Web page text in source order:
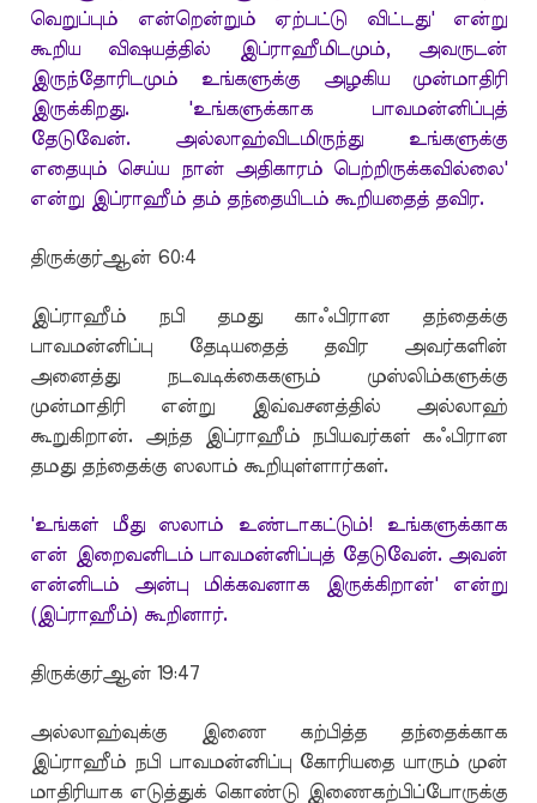
வெறுப்பும் என்றென்றும் ஏற்பட்டு விட்டது' என்று
கூறிய விஷயத்தில் இப்ராஹீமிடமும், அவருடன்
இருந்தோரிடமும் உங்களுக்கு அழகிய முன்மாதிரி
இருக்கிறது. 'உங்களுக்காக பாவமன்னிப்புத்
தேடுவேன். அல்லாஹ்விடமிருந்து உங்களுக்கு
எதையும் செய்ய நான் அதிகாரம் பெற்றிருக்கவில்லை'
என்று இப்ராஹீம் தம் தந்தையிடம் கூறியதைத் தவிர.
திருக்குர்ஆன் 60:4
இப்ராஹீம் நபி தமது காஃபிரான தந்தைக்கு
பாவமன்னிப்பு தேடியதைத் தவிர அவர்களின்
அனைத்து நடவடிக்கைகளும் முஸ்லிம்களுக்கு
முன்மாதிரி என்று இவ்வசனத்தில் அல்லாஹ்
கூறுகிறான். அந்த இப்ராஹீம் நபியவர்கள் கஃபிரான
தமது தந்தைக்கு ஸலாம் கூறியுள்ளார்கள்.
'உங்கள் மீது ஸலாம் உண்டாகட்டும்! உங்களுக்காக
என் இறைவனிடம் பாவமன்னிப்புத் தேடுவேன். அவன்
என்னிடம் அன்பு மிக்கவனாக இருக்கிறான்' என்று
(இப்ராஹீம்) கூறினார்.
திருக்குர்ஆன் 19:47
அல்லாஹ்வுக்கு இணை கற்பித்த தந்தைக்காக
இப்ராஹீம் நபி பாவமன்னிப்பு கோரியதை யாரும் முன்
மாதிரியாக எடுத்துக் கொண்டு இணைகற்பிப்போருக்கு